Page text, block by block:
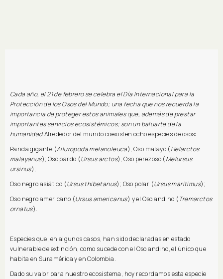
Cada año, el 21 de febrero se celebra el Día Internacional para la
Protección de los Osos del Mundo; una fecha que nos recuerda la
importancia de proteger estos animales que, además de prestar
importantes servicios ecosistémicos; son un baluarte de la
humanidad.Alrededor del mundo coexisten ocho especies de osos:
Panda gigante (Ailuropoda melanoleuca); Oso malayo (Helarctos
malayanus); Oso pardo (Ursus arctos); Oso perezoso (Melursus
ursinus);
Oso negro asiático (Ursus thibetanus); Oso polar (Ursus maritimus);
Oso negro americano (Ursus americanus) y el Oso andino (Tremarctos
ornatus).
Especies que, en algunos casos, han sido declaradas en estado
vulnerable de extinción, como sucede con el Oso andino, el único que
habita en Suramérica y en Colombia.
Dado su valor para nuestro ecosistema, hoy recordamos esta especie